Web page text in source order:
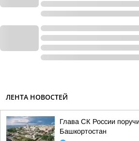
ЛЕНТА НОВОСТЕЙ
Глава СК России
Башкортостан